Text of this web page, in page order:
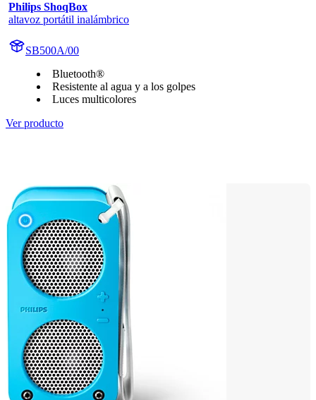
Philips ShoqBox
altavoz portátil inalámbrico
SB500A/00
Bluetooth®
Resistente al agua y a los golpes
Luces multicolores
Ver producto